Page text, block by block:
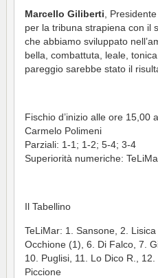
Marcello Giliberti,
per la tribuna strapiena con il
che abbiamo sviluppato
bella, combattuta, leale,
pareggio sarebbe stato il
Fischio d’inizio alle ore 15,00
Carmelo Polimeni
Parziali: 1-1; 1-2; 5-4; 3-4
Superiorità numeriche:
Il Tabellino
TeLiMar: 1. Sansone, 2.
Occhione (1), 6. Di Falco, 7.
10. Puglisi, 11. Lo Dico R.,
Piccione